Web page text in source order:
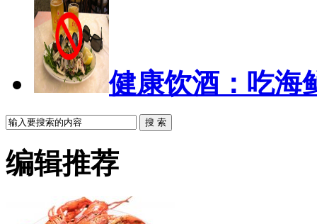
健康饮酒：吃海
搜 索
编辑推荐